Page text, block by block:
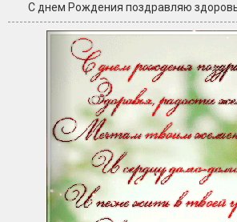
С днем Рождения поздравляю